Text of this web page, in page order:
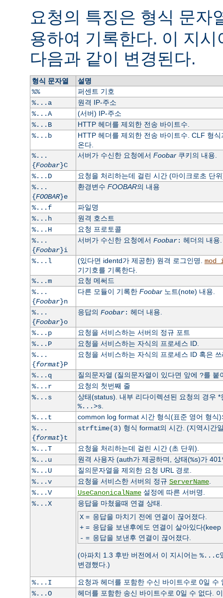
요청의 특징은 형식 문자
용하여 기록한다. 이 지
다음과 같이 변경된다.
형식 문자열
설명
%%
퍼센트 기호
%...a
원격 IP-주소
%...A
(서버) IP-주소
%...B
HTTP 헤더를 제외한 전송 바이트수.
%...b
HTTP 헤더를 제외한 전송 바이트수. CLF 형
온다.
%...
{Foobar}C
서버가 수신한 요청에서 Foobar쿠키의 내용.
%...D
요청을 처리하는데 걸린 시간 (마이크로초 단
%...
{FOOBAR}e
환경변수 FOOBAR의 내용
%...f
파일명
%...h
원격 호스트
%...H
요청 프로토콜
%...
{Foobar}i
서버가 수신한 요청에서 Foobar: 헤더의 내용.
%...l (있다면 identd가 제공한) 원격 로그인명.
기기호를 기록한다.
%...m
요청 메써드
%...
{Foobar}n
다른 모듈이 기록한 Foobar노트(note) 내용.
%...
{Foobar}o
응답의 Foobar: 헤더 내용.
%...p
요청을 서비스하는 서버의 정규 포트
%...P
요청을 서비스하는 자식의 프로세스 ID.
%...
{format}P
요청을 서비스하는 자식의 프로세스 ID 혹은
%...q 질의문자열 (질의문자열이 있다면 앞에 ?를 붙
%...r
요청의 첫번째 줄
%...s
상태(status). 내부 리다이렉션된 요청의 경우
%...>s.
%...t
common log format 시간 형식(표준 영어 형식)
%...
{format}t
strftime(3) 형식 format의 시간. (지역시간
%...T
요청을 처리하는데 걸린 시간 (초 단위).
%...u
원격 사용자 (auth가 제공하며, 상태(%s)가 401
%...U
질의문자열을 제외한 요청 URL 경로.
%...v
요청을 서비스한 서버의 정규 ServerName.
%...V
UseCanonicalName설정에 따른 서버명.
%...X
응답을 마쳤을때 연결 상태.
X= 응답을 마치기 전에 연결이 끊어졌다.
+= 응답을 보낸후에도 연결이 살아있다(keep
- = 응답을 보낸후 연결이 끊어졌다.
(아파치 1.3 후반 버전에서 이 지시어는 %...c
변경했다.)
%...I
요청과 헤더를 포함한 수신 바이트수로 0일
%...O
헤더를 포함한 송신 바이트수로 0일 수 없다.